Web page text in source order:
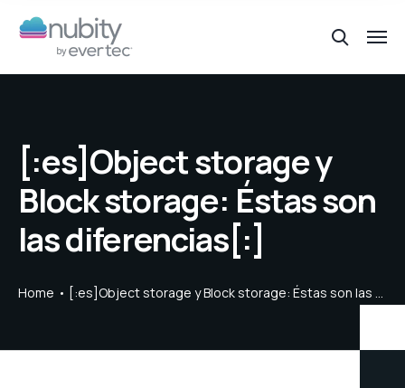
[:es]Object storage y
Block storage: Éstas son
las diferencias[:]
Home [:es]Object storage y Block storage: Éstas son las diferencias[:]